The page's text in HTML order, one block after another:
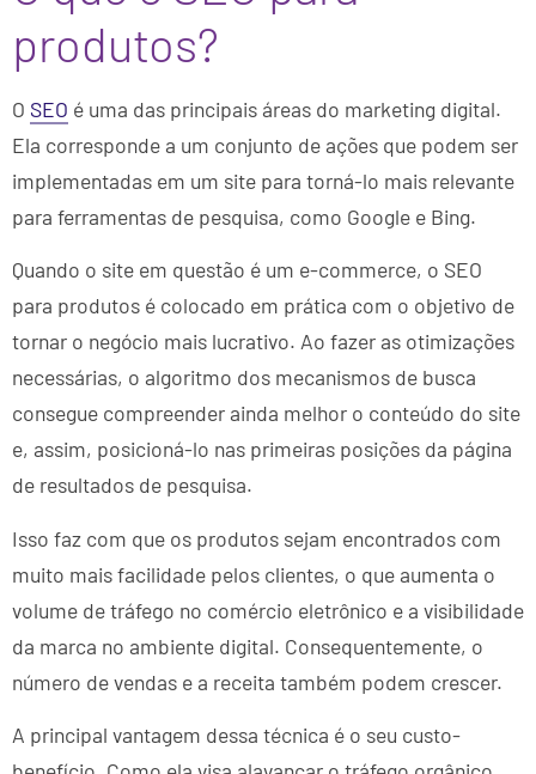
produtos?
O SEO é uma das principais áreas do marketing digital.
Ela corresponde a um conjunto de ações que podem ser
implementadas em um site para torná-lo mais relevante
para ferramentas de pesquisa, como Google e Bing.
Quando o site em questão é um e-commerce, o SEO
para produtos é colocado em prática com o objetivo de
tornar o negócio mais lucrativo. Ao fazer as otimizações
necessárias, o algoritmo dos mecanismos de busca
consegue compreender ainda melhor o conteúdo do site
e, assim, posicioná-lo nas primeiras posições da página
de resultados de pesquisa.
Isso faz com que os produtos sejam encontrados com
muito mais facilidade pelos clientes, o que aumenta o
volume de tráfego no comércio eletrônico e a visibilidade
da marca no ambiente digital. Consequentemente, o
número de vendas e a receita também podem crescer.
A principal vantagem dessa técnica é o seu custo-